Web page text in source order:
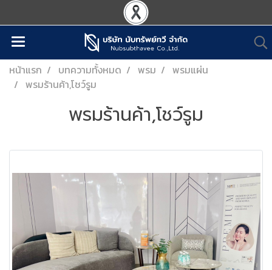
หน้าแรก บทความทั้งหมด พรม
พรมแผ่น
พรมร้านค้า,โชว์รูม
พรมร้านค้า,โชว์รูม